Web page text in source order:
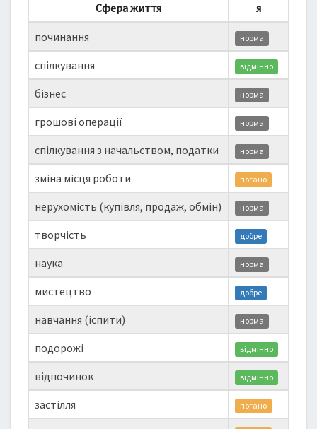
Сфера життя
я
починання норма
спілкування відмінно
бізнес норма
грошові операції норма
спілкування з начальством, податки норма
зміна місця роботи погано
нерухомість (купівля, продаж, обмін) норма
творчість добре
наука норма
мистецтво добре
навчання (іспити) норма
подорожі відмінно
відпочинок відмінно
застілля погано